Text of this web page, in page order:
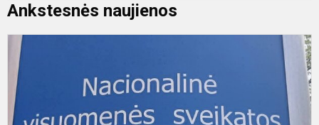
Ankstesnės naujienos